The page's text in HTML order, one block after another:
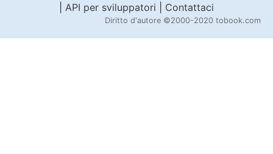
API per sviluppatori Contattaci
Diritto d'autore ©2000-2020 tobook.com